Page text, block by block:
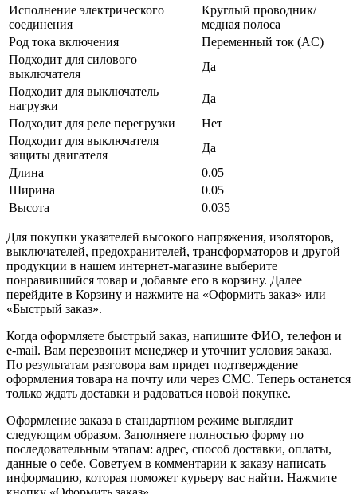
Исполнение электрического
соединения
Круглый проводник/
медная полоса
Род тока включения
Переменный ток (AC)
Подходит для силового
выключателя
Да
Подходит для выключатель
нагрузки
Да
Подходит для реле перегрузки
Нет
Подходит для выключателя
защиты двигателя
Да
Длина
0.05
Ширина
0.05
Высота
0.035
Для покупки указателей высокого напряжения, изоляторов,
выключателей, предохранителей, трансформаторов и другой
продукции в нашем интернет-магазине выберите
понравившийся товар и добавьте его в корзину. Далее
перейдите в Корзину и нажмите на «Оформить заказ» или
«Быстрый заказ».
Когда оформляете быстрый заказ, напишите ФИО, телефон и
e-mail. Вам перезвонит менеджер и уточнит условия заказа.
По результатам разговора вам придет подтверждение
оформления товара на почту или через СМС. Теперь останется
только ждать доставки и радоваться новой покупке.
Оформление заказа в стандартном режиме выглядит
следующим образом. Заполняете полностью форму по
последовательным этапам: адрес, способ доставки, оплаты,
данные о себе. Советуем в комментарии к заказу написать
информацию, которая поможет курьеру вас найти. Нажмите